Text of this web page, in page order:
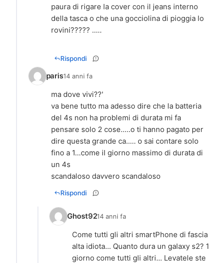
paura di rigare la cover con il jeans interno
della tasca o che una gocciolina di pioggia lo
rovini????? .....
Rispondi
paris14 anni fa
ma dove vivi??'
va bene tutto ma adesso dire che la batteria
del 4s non ha problemi di durata mi fa
pensare solo 2 cose.....o ti hanno pagato per
dire questa grande ca..... o sai contare solo
fino a 1...come il giorno massimo di durata di
un 4s
scandaloso davvero scandaloso
Rispondi
Ghost9214 anni fa
Come tutti gli altri smartPhone di fascia
alta idiota... Quanto dura un galaxy s2? 1
giorno come tutti gli altri... Levatele ste